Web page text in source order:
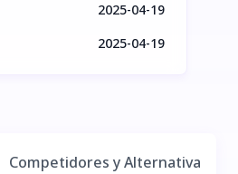
2025-04-19
2025-04-19
Competidores y Alternativas